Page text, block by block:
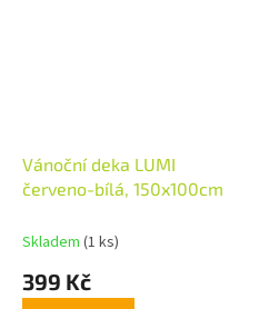
Vánoční deka LUMI
červeno-bílá, 150x100cm
Skladem (1 ks)
399 Kč